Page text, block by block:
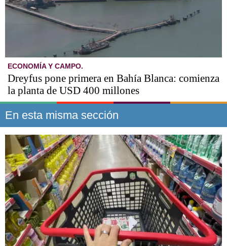
ECONOMÍA Y CAMPO.
Dreyfus pone primera en Bahía Blanca: comienza
la planta de USD 400 millones
En esta misma sección